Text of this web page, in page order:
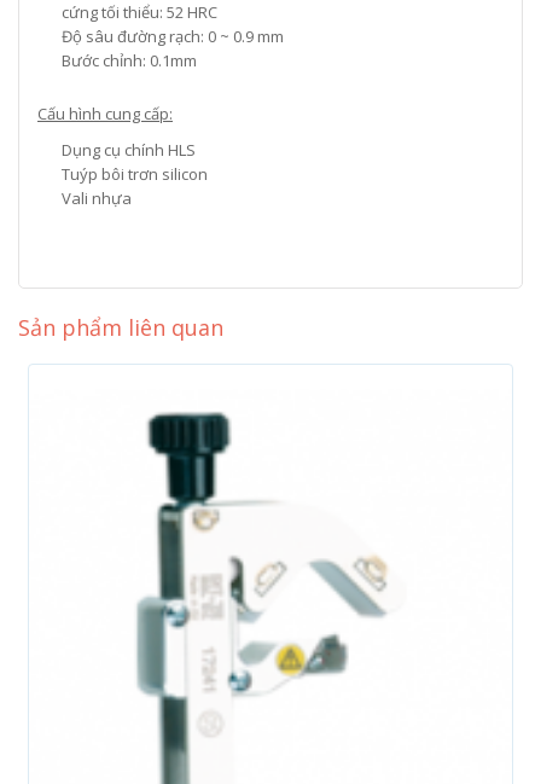
cứng tối thiểu: 52 HRC
Độ sâu đường rạch: 0 ~ 0.9 mm
Bước chỉnh: 0.1mm
Cấu hình cung cấp:
Dụng cụ chính HLS
Tuýp bôi trơn silicon
Vali nhựa
Sản phẩm liên quan